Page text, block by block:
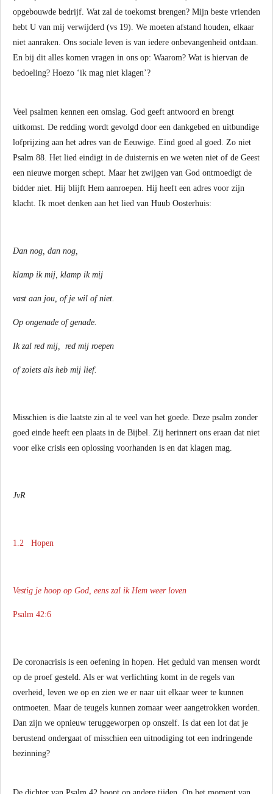
opgebouwde bedrijf. Wat zal de toekomst brengen? Mijn beste vrienden
hebt U van mij verwijderd (vs 19). We moeten afstand houden, elkaar
niet aanraken. Ons sociale leven is van iedere onbevangenheid ontdaan.
En bij dit alles komen vragen in ons op: Waarom? Wat is hiervan de
bedoeling? Hoezo ‘ik mag niet klagen’?
Veel psalmen kennen een omslag. God geeft antwoord en brengt
uitkomst. De redding wordt gevolgd door een dankgebed en uitbundige
lofprijzing aan het adres van de Eeuwige. Eind goed al goed. Zo niet
Psalm 88. Het lied eindigt in de duisternis en we weten niet of de Geest
een nieuwe morgen schept. Maar het zwijgen van God ontmoedigt de
bidder niet. Hij blijft Hem aanroepen. Hij heeft een adres voor zijn
klacht. Ik moet denken aan het lied van Huub Oosterhuis:
Dan nog, dan nog,
klamp ik mij, klamp ik mij
vast aan jou, of je wil of niet.
Op ongenade of genade.
Ik zal red mij, red mij roepen
of zoiets als heb mij lief.
Misschien is die laatste zin al te veel van het goede. Deze psalm zonder
goed einde heeft een plaats in de Bijbel. Zij herinnert ons eraan dat niet
voor elke crisis een oplossing voorhanden is en dat klagen mag.
JvR
1.2 Hopen
Vestig je hoop op God, eens zal ik Hem weer loven
Psalm 42:6
De coronacrisis is een oefening in hopen. Het geduld van mensen wordt
op de proef gesteld. Als er wat verlichting komt in de regels van
overheid, leven we op en zien we er naar uit elkaar weer te kunnen
ontmoeten. Maar de teugels kunnen zomaar weer aangetrokken worden.
Dan zijn we opnieuw teruggeworpen op onszelf. Is dat een lot dat je
berustend ondergaat of misschien een uitnodiging tot een indringende
bezinning?